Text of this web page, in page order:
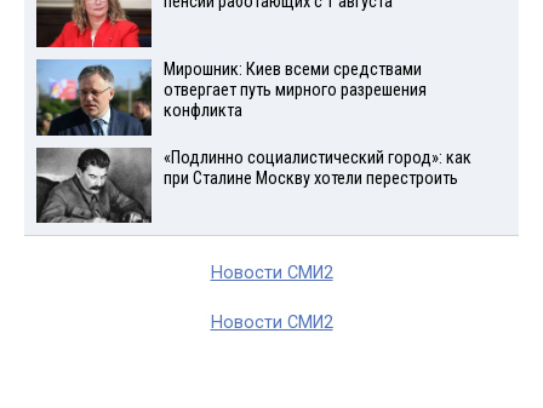
Мирошник: Киев всеми средствами
отвергает путь мирного разрешения
конфликта
«Подлинно социалистический город»: как
при Сталине Москву хотели перестроить
Новости СМИ2
Новости СМИ2